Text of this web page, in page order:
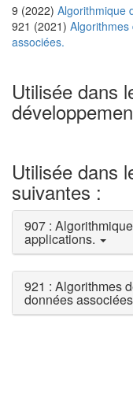
9 (2022) Algorithmique
921 (2021)
associées.
Utilisée dans
Utilisée dans
suivantes :
907 :
applications.
921 : Algorithmes
données